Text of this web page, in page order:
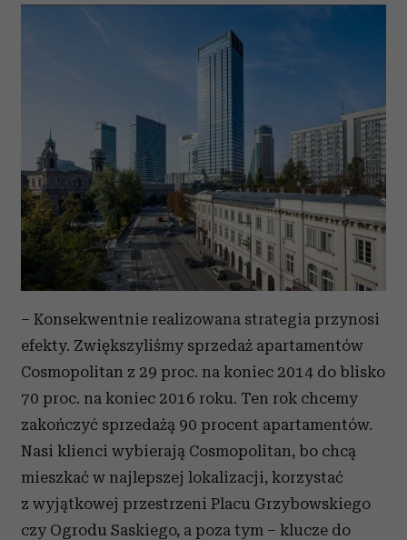
– Konsekwentnie realizowana strategia przynosi
efekty. Zwiększyliśmy sprzedaż apartamentów
Cosmopolitan z 29 proc. na koniec 2014 do blisko
70 proc. na koniec 2016 roku. Ten rok chcemy
zakończyć sprzedażą 90 procent apartamentów.
Nasi klienci wybierają Cosmopolitan, bo chcą
mieszkać w najlepszej lokalizacji, korzystać
z wyjątkowej przestrzeni Placu Grzybowskiego
czy Ogrodu Saskiego, a poza tym – klucze do